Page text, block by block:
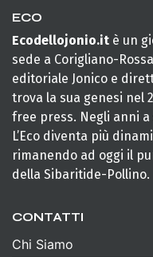
ECO
Ecodellojonio.it è un
sede a Corigliano-
editoriale Jonico e
trova la sua genesi nel
free press. Negli anni
L’Eco diventa più
rimanendo ad oggi il
della Sibaritide-Pollino.
CONTATTI
Chi Siamo